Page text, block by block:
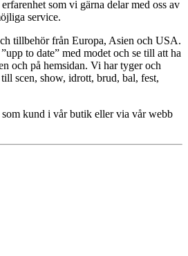
som vi gärna delar med oss av
service.
tillbehör från Europa, Asien och USA.
to date” med modet och se till att ha
och på hemsidan. Vi har tyger och
scen, show, idrott, brud, bal, fest,
kund i vår butik eller via vår webb